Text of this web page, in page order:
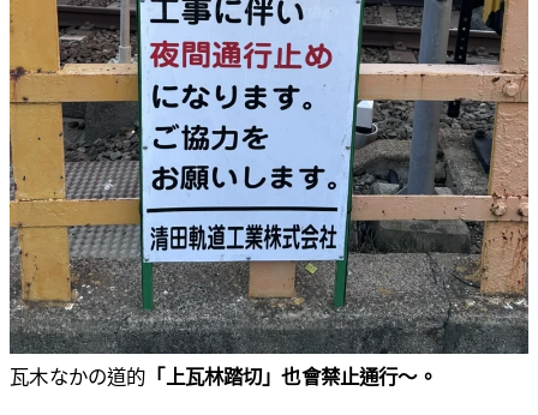
瓦木なかの道的 「上瓦林踏切」也會禁止通行～。